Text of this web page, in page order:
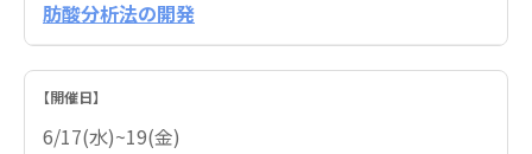
肪酸分析法の開発
6/17(水)~19(金)